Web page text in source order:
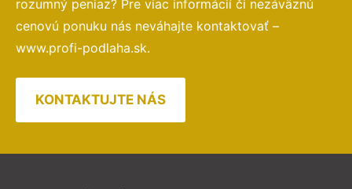
rozumný peniaz? Pre viac informácií či nezáväznú
cenovú ponuku nás neváhajte kontaktovať –
www.profi-podlaha.sk.
KONTAKTUJTE NÁS